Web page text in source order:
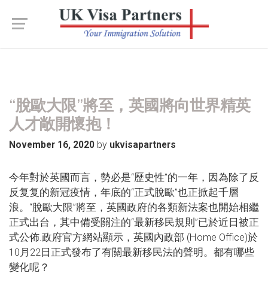
“脫歐大限”將至，英國將向世界精英
人才敞開懷抱！
November 16, 2020 by ukvisapartners
今年對於英國而言，勢必是“歷史性”的一年，因為除了反
反复复的新冠疫情，年底的“正式脫歐”也正掀起千層
浪。“脫歐大限”將至，英國政府的各類新法案也開始相繼
正式出台，其中備受關注的“最新移民規則”已於近日被正
式公佈.政府官方網站顯示，英國內政部 (Home Office)於
10月22日正式發布了有關最新移民法的聲明。都有哪些
變化呢？